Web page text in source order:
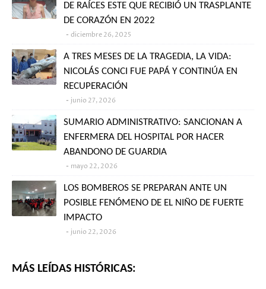
DE RAÍCES ESTE QUE RECIBIÓ UN TRASPLANTE
DE CORAZÓN EN 2022
diciembre 26, 2025
A TRES MESES DE LA TRAGEDIA, LA VIDA:
NICOLÁS CONCI FUE PAPÁ Y CONTINÚA EN
RECUPERACIÓN
junio 27, 2026
SUMARIO ADMINISTRATIVO: SANCIONAN A
ENFERMERA DEL HOSPITAL POR HACER
ABANDONO DE GUARDIA
mayo 22, 2026
LOS BOMBEROS SE PREPARAN ANTE UN
POSIBLE FENÓMENO DE EL NIÑO DE FUERTE
IMPACTO
junio 22, 2026
MÁS LEÍDAS HISTÓRICAS: